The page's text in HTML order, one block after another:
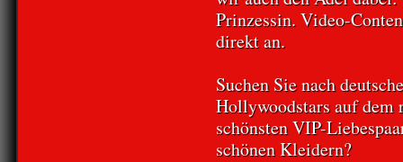
Prinzessin. Video-
direkt an.
Suchen Sie nach
Hollywoodstars auf dem
schönsten VIP-
schönen Kleidern?